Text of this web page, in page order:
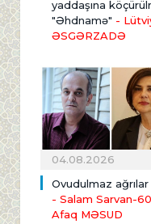
yaddaşına
"Əhdnamə" -
ƏSGƏRZADƏ
04.08.2026
Ovudulmaz ağrılar
- Salam Sarvan-
Afaq MƏSUD